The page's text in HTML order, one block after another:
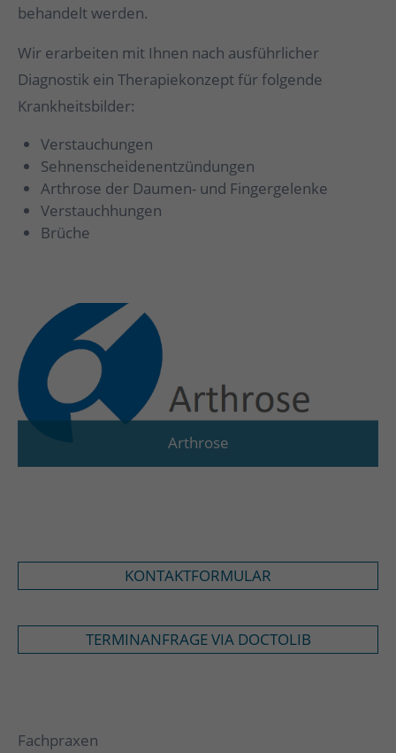
behandelt werden.
Wir erarbeiten mit Ihnen nach ausführlicher
Diagnostik ein Therapiekonzept für folgende
Krankheitsbilder:
Verstauchungen
Sehnenscheidenentzündungen
Arthrose der Daumen- und Fingergelenke
Verstauchhungen
Brüche
Arthrose
KONTAKTFORMULAR
TERMINANFRAGE VIA DOCTOLIB
Fachpraxen